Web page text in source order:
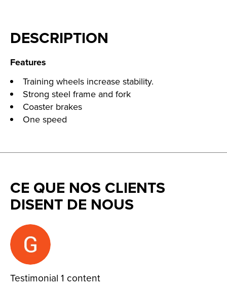
DESCRIPTION
Features
Training wheels increase stability.
Strong steel frame and fork
Coaster brakes
One speed
CE QUE NOS CLIENTS
DISENT DE NOUS
Testimonial items
Testimonial 1 content